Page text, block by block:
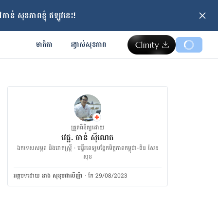
ន់ សុខភាពខ្ញុំ ឥឡូវនេះ!
មាតិកា រង្វាស់​សុខភាព
ត្រួតពិនិត្យដោយ
វេជ្ជ. ចាន់ ស៊ីណេត
ឯកទេសសម្ភព និងរោគស្ត្រី · ម​ន្ទីរពេទ្យបង្អែកមិត្តភាពកម្ពុជា-ចិន សែន
សុខ
អត្ថបទ​ដោយ នាង សុខុមដាលីញ៉ា ·កែ 29/08/2023